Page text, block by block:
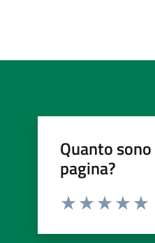
Quanto
pagina?